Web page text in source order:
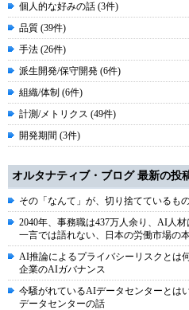
個人的な好みの話 (3件)
品質 (39件)
手法 (26件)
派生開発/保守開発 (6件)
組織/体制 (6件)
計測/メトリクス (49件)
開発期間 (3件)
オルタナティブ・ブログ 最新の投
その「なんて」が、切り捨てているも
2040年、事務職は437万人余り、AI人
一言では語れない、日本の労働市場の
AI推論によるプライバシーリスクとは
企業のAIガバナンス
今騒がれているAIデータセンターと
データセンターの話